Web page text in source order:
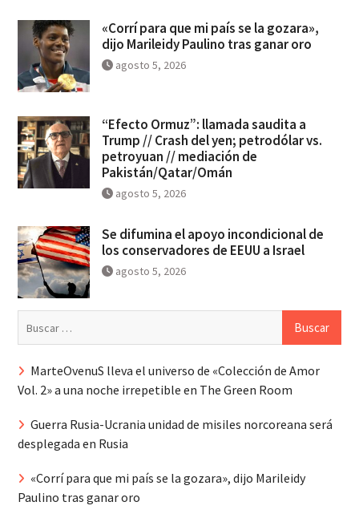
«Corrí para que mi país se la gozara»,
dijo Marileidy Paulino tras ganar oro
agosto 5, 2026
“Efecto Ormuz”: llamada saudita a
Trump // Crash del yen; petrodólar vs.
petroyuan // mediación de
Pakistán/Qatar/Omán
agosto 5, 2026
Se difumina el apoyo incondicional de
los conservadores de EEUU a Israel
agosto 5, 2026
MarteOvenuS lleva el universo de «Colección de Amor
Vol. 2» a una noche irrepetible en The Green Room
Guerra Rusia-Ucrania unidad de misiles norcoreana será
desplegada en Rusia
«Corrí para que mi país se la gozara», dijo Marileidy
Paulino tras ganar oro